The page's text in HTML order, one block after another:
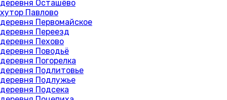
деревня Осташёво
хутор Павлово
деревня Первомайское
деревня Переезд
деревня Пехово
деревня Поводьё
деревня Погорелка
деревня Подлитовье
деревня Подлужье
деревня Подсека